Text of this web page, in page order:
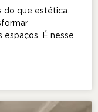
do que estética.
espaços. É nesse